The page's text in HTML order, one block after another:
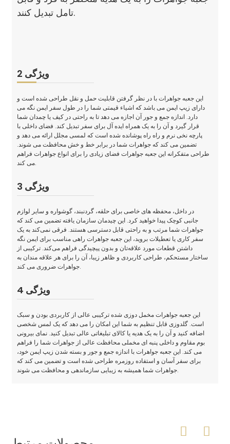
تامل تبدیل کنند.
ویژگی 2
این جعبه جواهرات با در نظر گرفتن قابلیت حمل و نقل طراحی شده است و
دارای زیپ ایمن می باشد که اشیاء قیمتی شما را در طول سفر ایمن نگه می
دارد. اندازه جمع و جور آن اجازه می دهد تا به راحتی در کیف یا چمدان شما
قرار گیرد و آن را به یک همراه ایده آل برای سفر تبدیل کند. فضای داخلی با
پارچه نخی نرم و راه راه پوشانده شده است که لمسی مجلل ارائه می دهد و
تضمین می کند که جواهرات شما در برابر خط و خش محافظت می شوند.
طراحی متفکرانه این جعبه جواهرات فضای زیادی را برای انواع جواهرات فراهم
می کند.
ویژگی 3
در داخل، محفظه های خاصی برای حلقه، گردنبند، گوشواره و سایر لوازم
جانبی کوچک پیدا خواهید کرد. این چیدمان سازمان یافته تضمین می کند که
جواهرات شما مرتب و به راحتی قابل دسترسی هستند. فرقی نمی‌کند به یک
سفر کاری یا تعطیلات بروید، این جعبه جواهرات راهی مناسب برای ایمن نگه
داشتن قطعات مورد علاقه‌تان و بدون پیچیدگی فراهم می‌کند. ترکیبی از
ساختار مستحکم، طراحی کاربردی و ظاهر زیبا، آن را برای هر علاقه مندان به
جواهرات ضروری می کند.
ویژگی 4
این جعبه جواهرات مخمل دوزی شده ترکیبی عالی از کاربردی بودن و سبک
است. گلدوزی قابل تنظیم به شما این امکان را می دهد که یک لمس شخصی
اضافه کنید و آن را به یک هدیه یا کالای تبلیغاتی عالی تبدیل کنید. نمای بیرونی
بوم مقاوم و داخلی پنبه ای مخملی محافظت عالی از جواهرات شما را فراهم
می کند. این جعبه جواهرات با اندازه جمع و جور و بسته شدن زیپ ایمن خود،
برای سفر آسان و استفاده روزمره طراحی شده است و تضمین می کند که
جواهرات شما همیشه به زیبایی سازماندهی و محافظت می شوند.